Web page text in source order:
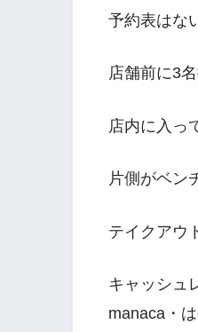
予約表はな
店舗前に3
店内に入っ
片側がベン
テイクアウ
キャッシュ
manaca・